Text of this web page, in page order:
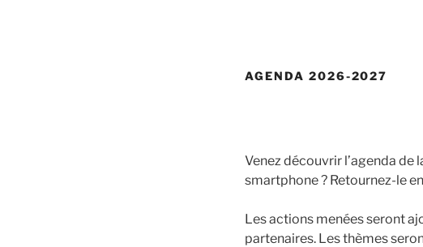
AGENDA 2026-2027
Venez découvrir l’agenda de
smartphone ? Retournez-le
Les actions menées seront
partenaires. Les thèmes